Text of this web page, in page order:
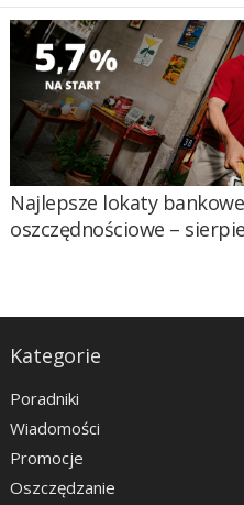
Najlepsze lokaty
oszczędnościowe –
Kategorie
Poradniki
Wiadomości
Promocje
Oszczędzanie